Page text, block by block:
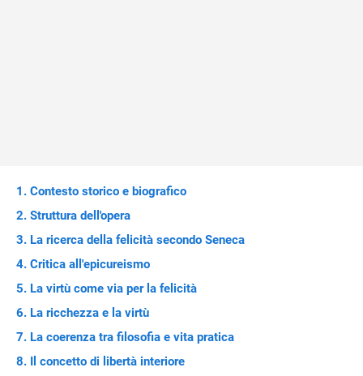
Contesto storico e biografico
Struttura dell'opera
La ricerca della felicità secondo Seneca
Critica all'epicureismo
La virtù come via per la felicità
La ricchezza e la virtù
La coerenza tra filosofia e vita pratica
Il concetto di libertà interiore